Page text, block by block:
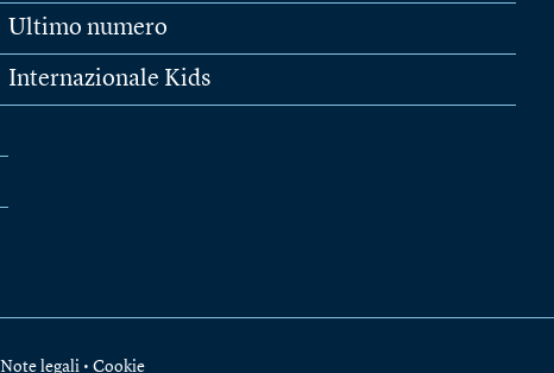
Ultimo numero
Internazionale Kids
Note legali • Cookie